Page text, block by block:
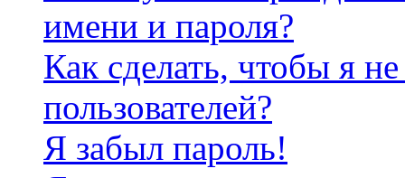
имени и пароля?
Как сделать, чтобы я
пользователей?
Я забыл пароль!